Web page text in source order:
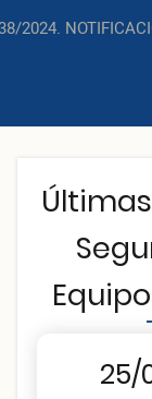
2024.
25/